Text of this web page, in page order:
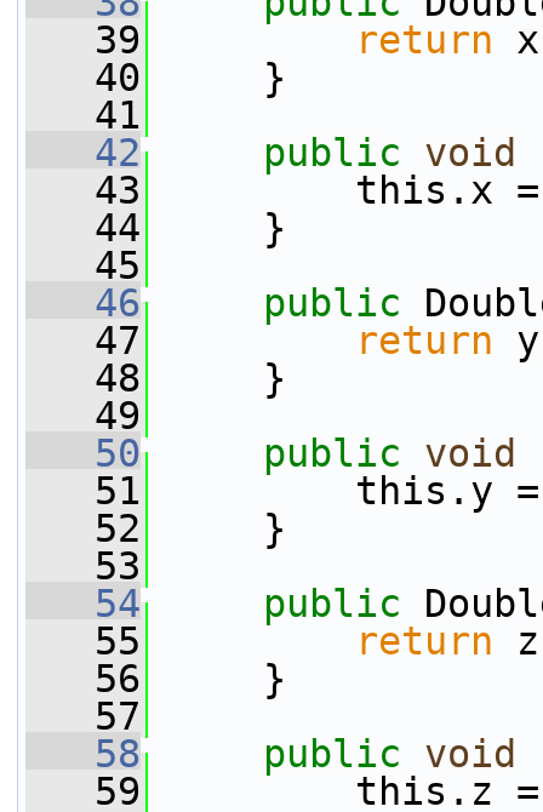
   39
return
   40
}
   41
   42
public void
   43
this.x =
   44
}
   45
   46
public
   47
return
   48
}
   49
   50
public void
   51
this.y =
   52
}
   53
   54
public
   55
return
   56
}
   57
   58
public void
   59
this.z =